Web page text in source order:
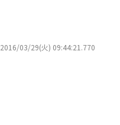
2016/03/29(火) 09:44:21.770